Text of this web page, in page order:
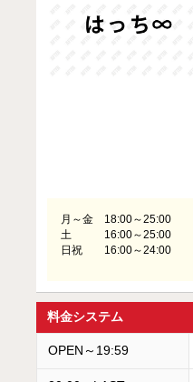
月～金 18:00～25:00
土 16:00～25:00
日祝 16:00～24:00
料金システム
OPEN～19:59